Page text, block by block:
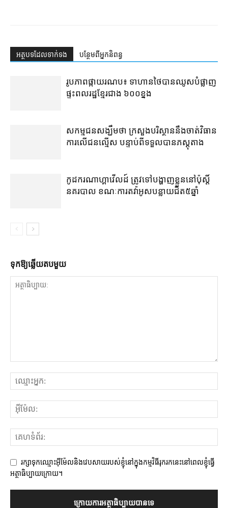
អត្ថបទ​ដែល​ទាក់ទង បន្ថែម​ពី​អ្នកនិពន្ធ
រូបភាពផ្កាយរណប៖ ទាហានថៃបានឈូសបំផ្លាញ
ផ្ទះពលរដ្ឋខ្មែរជាង ៦០០ខ្នង
សកម្មជនសង្ឃឹមថា ក្រសួងបរិស្ថាននឹងចាត់វិធាន
ការលើជនល្មើស បន្ទាប់ពីទទួលបានភស្ដុតាង
កូដករណាហ្គាវើលដ៍ ត្រូវទៅបង្ហាញខ្លួននៅប៉ុស្ដិ៍
នគរបាល ខណៈការតវ៉ាអូសបន្លាយជិត៥ឆ្នាំ
ទុក​ឱ្យ​ឆ្លើយ​តប​មួយ
រក្សាទុកឈ្មោះអ៊ីម៉ែលនិងវេបសាយរបស់ខ្ញុំនៅក្នុងកម្មវិធីរុករកនេះនៅពេលខ្ញុំធ្វើ
អត្ថាធិប្បាយក្រោយ។